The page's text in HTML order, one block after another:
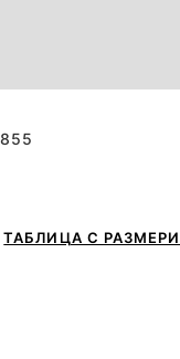
ТАБЛИЦА С РАЗМЕРИ